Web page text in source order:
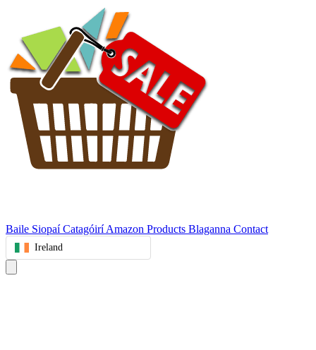
Baile SiopaíCatagóiríAmazon Products Blaganna Contact
Ireland